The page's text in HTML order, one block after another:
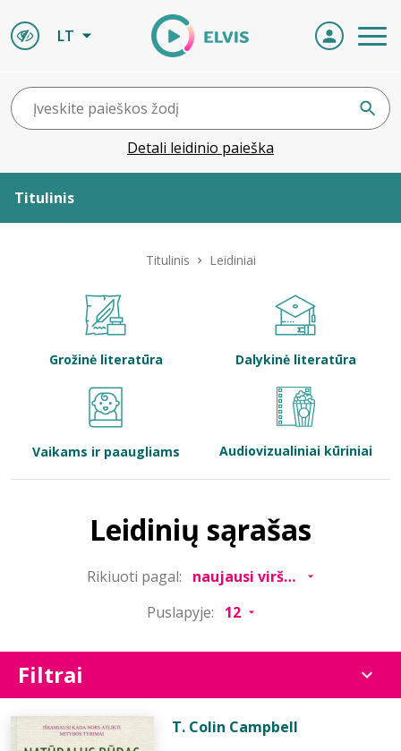
LT
Detali leidinio paieška
Titulinis
Bibliotekoms
Titulinis Leidiniai
Grožinė literatūra Dalykinė literatūra
Vaikams ir paaugliams Audiovizualiniai kūriniai
Leidinių sąrašas
Rikiuoti pagal:
Puslapyje:
Filtrai
T. Colin Campbell